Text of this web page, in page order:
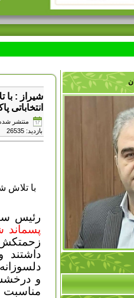
انتخاباتی
منتشر شده در
بازدید: 26535
رئیس
پسماند
زحمتکش
داشتند
و درخشش ایران در